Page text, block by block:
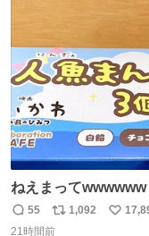
ねえまってwwwwww ほん
う買ってきたから私
がら1つ食べたら 奥歯欠けたんだけど！！！！？？？ しか
返
55
リ
1,092
い
21時間前